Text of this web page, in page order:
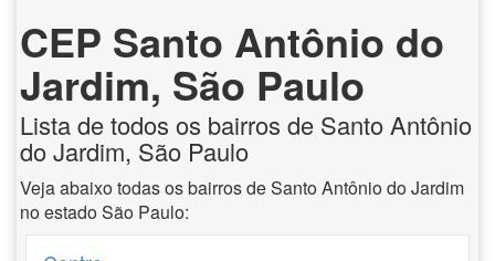
CEP Santo Antônio do
Jardim, São Paulo
Lista de todos os bairros de Santo Antônio
do Jardim, São Paulo
Veja abaixo todas os bairros de Santo Antônio do Jardim
no estado São Paulo: